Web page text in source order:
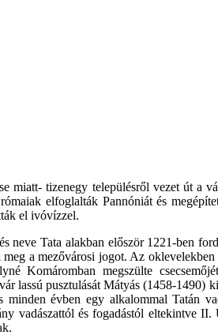
miatt- tizenegy településről vezet út a
elfoglalták Pannóniát és
el ivóvízzel.
neve Tata alakban először 1221-ben
a mezővárosi jogot. Az
Komáromban megszülte
lassú pusztulását Mátyás (1458-1490)
évben egy alkalommal Tatán
vadászattól és fogadástól eltekintve II.